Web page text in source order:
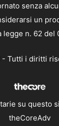
senza
un
legge n. 62 del
Tutti i diritti
su questo
theCoreAdv